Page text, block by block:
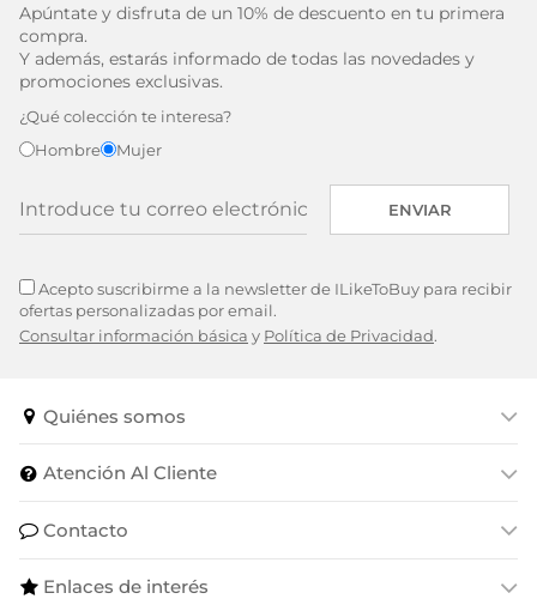
Apúntate y disfruta de un 10% de descuento en tu primera
compra.
Y además, estarás informado de todas las novedades y
promociones exclusivas.
¿Qué colección te interesa?
Hombre
Mujer
ENVIAR
Acepto suscribirme a la newsletter de ILikeToBuy para recibir
ofertas personalizadas por email.
Consultar información básica y Política de Privacidad.
Quiénes somos
Atención Al Cliente
Contacto
Enlaces de interés